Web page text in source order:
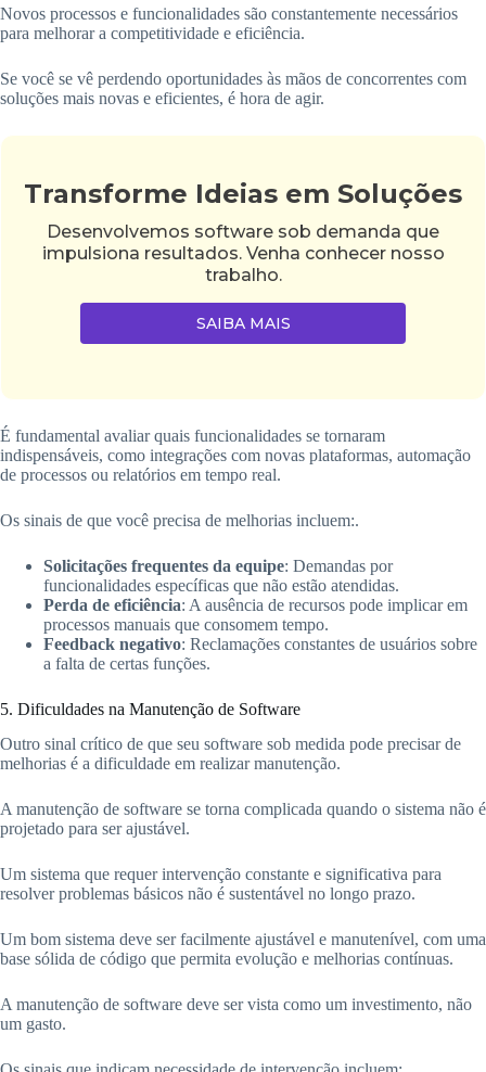
Novos processos e funcionalidades são constantemente necessários
para melhorar a competitividade e eficiência.
Se você se vê perdendo oportunidades às mãos de concorrentes com
soluções mais novas e eficientes, é hora de agir.
Transforme Ideias em Soluções
Desenvolvemos software sob demanda que
impulsiona resultados. Venha conhecer nosso
trabalho.
SAIBA MAIS
É fundamental avaliar quais funcionalidades se tornaram
indispensáveis, como integrações com novas plataformas, automação
de processos ou relatórios em tempo real.
Os sinais de que você precisa de melhorias incluem:.
Solicitações frequentes da equipe: Demandas por
funcionalidades específicas que não estão atendidas.
Perda de eficiência: A ausência de recursos pode implicar em
processos manuais que consomem tempo.
Feedback negativo: Reclamações constantes de usuários sobre
a falta de certas funções.
5. Dificuldades na Manutenção de Software
Outro sinal crítico de que seu software sob medida pode precisar de
melhorias é a dificuldade em realizar manutenção.
A manutenção de software se torna complicada quando o sistema não é
projetado para ser ajustável.
Um sistema que requer intervenção constante e significativa para
resolver problemas básicos não é sustentável no longo prazo.
Um bom sistema deve ser facilmente ajustável e manutenível, com uma
base sólida de código que permita evolução e melhorias contínuas.
A manutenção de software deve ser vista como um investimento, não
um gasto.